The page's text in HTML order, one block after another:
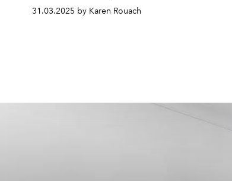
31.03.2025 by Karen Rouach